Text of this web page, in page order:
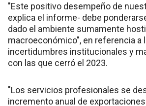
"Este positivo desempeño de
explica el informe- debe
dado el ambiente sumamente
macroeconómico", en referencia a
incertidumbres institucionales y
con las que cerró el 2023.
"Los servicios profesionales se
incremento anual de exportaciones